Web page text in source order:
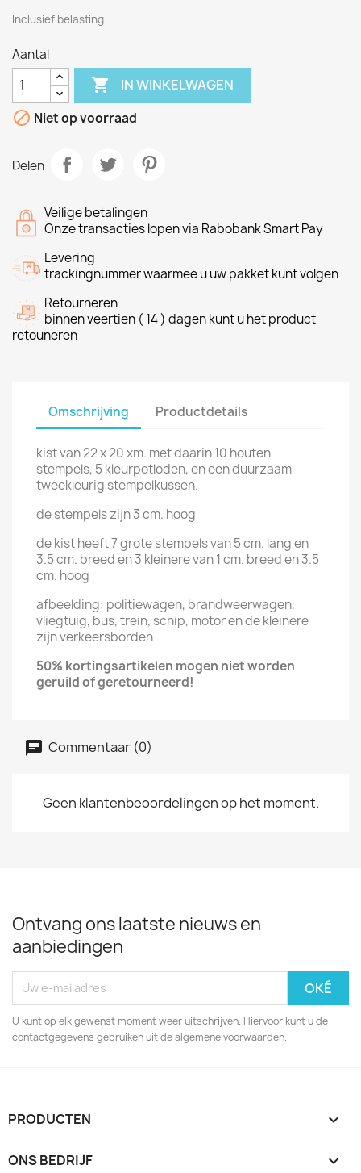
Inclusief belasting
Aantal
 IN WINKELWAGEN
 Niet op voorraad
Delen
Veilige betalingen
Onze transacties lopen via Rabobank Smart Pay
Levering
trackingnummer waarmee u uw pakket kunt volgen
Retourneren
binnen veertien ( 14 ) dagen kunt u het product
retouneren
Omschrijving Productdetails
kist van 22 x 20 xm. met daarin 10 houten
stempels, 5 kleurpotloden, en een duurzaam
tweekleurig stempelkussen.
de stempels zijn 3 cm. hoog
de kist heeft 7 grote stempels van 5 cm. lang en
3.5 cm. breed en 3 kleinere van 1 cm. breed en 3.5
cm. hoog
afbeelding: politiewagen, brandweerwagen,
vliegtuig, bus, trein, schip, motor en de kleinere
zijn verkeersborden
50% kortingsartikelen mogen nietworden
geruild ofgeretourneerd!
Commentaar (0)
Geen klantenbeoordelingen op het moment.
Ontvang ons laatste nieuws en
aanbiedingen
U kunt op elk gewenst moment weer uitschrijven. Hiervoor kunt u de
contactgegevens gebruiken uit de algemene voorwaarden.
PRODUCTEN 
ONS BEDRIJF 